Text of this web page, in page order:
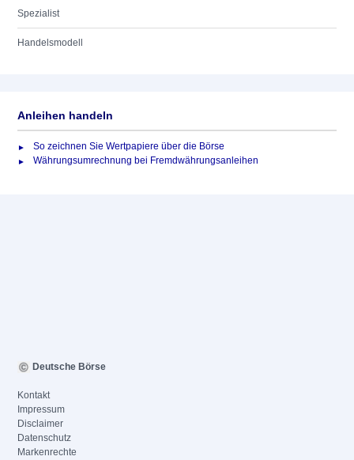
Spezialist
Handelsmodell
Anleihen handeln
So zeichnen Sie Wertpapiere über die Börse
Währungsumrechnung bei Fremdwährungsanleihen
Deutsche Börse
Kontakt
Impressum
Disclaimer
Datenschutz
Markenrechte